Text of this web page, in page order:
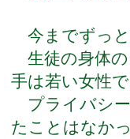
今までずっ
生徒の身体
手は若い女性
プライバシ
たことはなか